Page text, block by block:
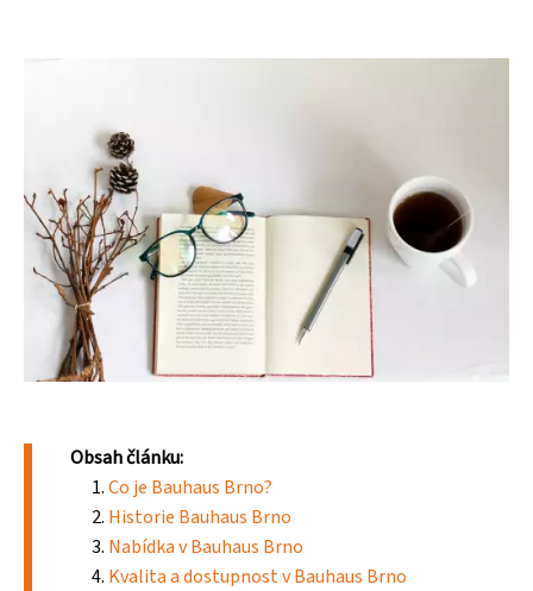
Obsah článku:
Co je Bauhaus Brno?
Historie Bauhaus Brno
Nabídka v Bauhaus Brno
Kvalita a dostupnost v Bauhaus Brno